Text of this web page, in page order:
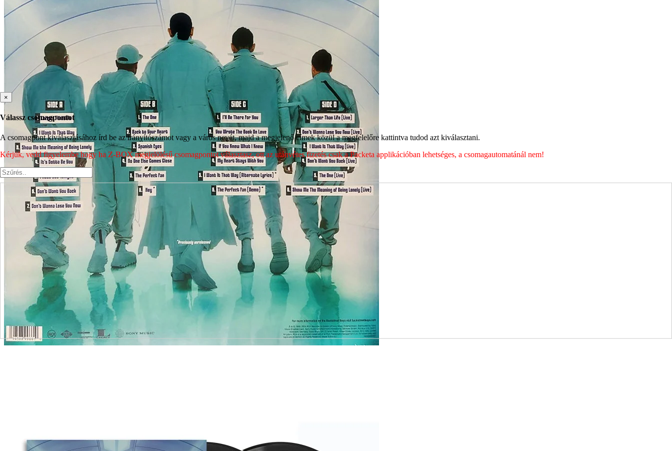
×
Válassz csomagpontot
A csomagpont kiválasztásához írd be az irányítószámot vagy a város nevét, majd a megjelenő címek közül a megfelelőre kattintva tudod azt kiválasztani.
Kérjük, vedd figyelembe hogy ha Z-BOX megjelölésű csomagpontot választasz, ott az utánvétes fizetés csak a Packeta applikációban lehetséges, a csomagautomatánál nem!